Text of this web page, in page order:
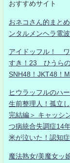
おすすめサイト
おネコさん的まと
ンタルメンヘラ電
アイドッフル！
すき！23 ひうら
SNH48！JKT48！
ヒウラッフルのハ
生前整理人！孤立
完結編＞ キャッシ
つ病統合失調症14
米が泣いた！認知
魔法熟女/美魔女ッ